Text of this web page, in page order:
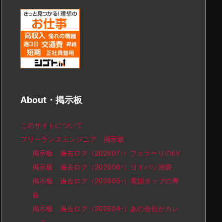
About・掲示板
このサイトについて
フリーランスエンジニア 掲示板
掲示板 過去ログ（202607-）フェラーリのEV
掲示板 過去ログ（202606-）ヨドバシ池袋
掲示板 過去ログ（202605-）電源タップの寿
命
掲示板 過去ログ（202604-）あの会社がカレ